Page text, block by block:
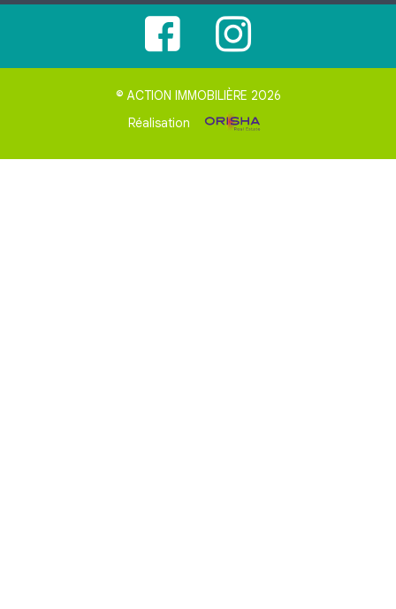
© ACTION IMMOBILIÈRE 2026
Réalisation